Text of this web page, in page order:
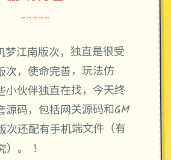
~~~~~
梦江南版次，独直是很受
次，使命完善，玩法仿
小伙伴独直在找，今天终
源码，包括网关源码和GM
次还配有手机端文件（有
。 ！